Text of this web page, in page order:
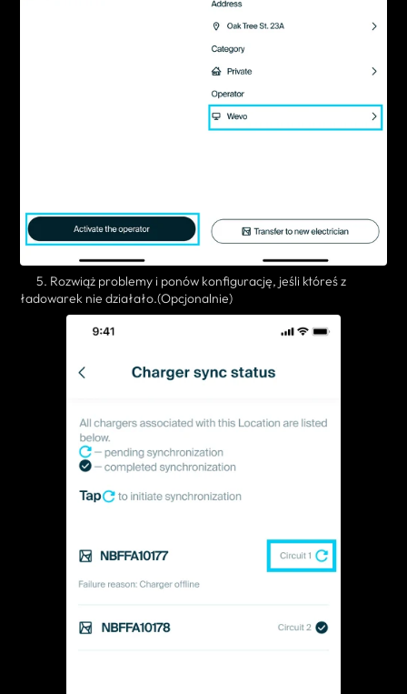
5. Rozwiąż problemy i ponów konfigurację, jeśli któreś z
ładowarek nie działało.(Opcjonalnie)